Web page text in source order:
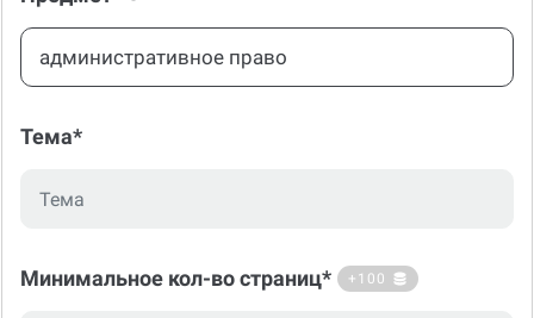
Тема*
Минимальное кол-во страниц* +100